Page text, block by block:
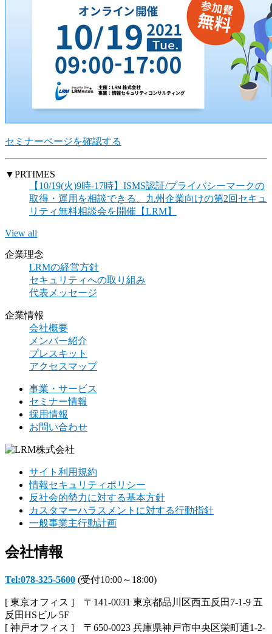
セミナーページを確認する
▼PRTIMES
【10/19(火)9時-17時】ISMS認証/プライバシーマークの
取得・運用を相談できる、九州企業向けの第2回セキュ
リティ無料相談会を開催【LRM】
View all
企業理念
LRMの経営方針
セキュリティへの取り組み
代表メッセージ
企業情報
会社概要
メンバー紹介
プレスキット
アクセスマップ
事業・サービス
セミナー情報
採用情報
お問い合わせ
サイト利用規約
情報セキュリティポリシー
反社会的勢力に対する基本方針
カスタマーハラスメントに対する行動指針
一般事業主行動計画
会社情報
Tel:078-325-5600 (受付10:00～18:00)
[ 東京オフィス ] 〒141-0031 東京都品川区西五反田7-1-9 五
反田HSビル 5F
[ 神戸オフィス ] 〒650-0023 兵庫県神戸市中央区栄町通1-2-